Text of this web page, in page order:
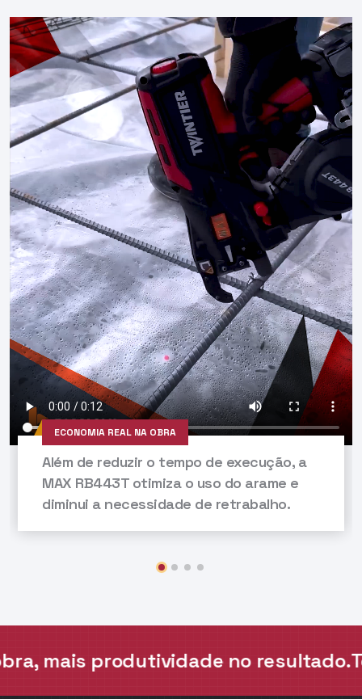
ECONOMIA REAL NA OBRA
Além de reduzir o tempo de execução, a
MAX RB443T otimiza o uso do arame e
diminui a necessidade de retrabalho.
produtividade no resultado.